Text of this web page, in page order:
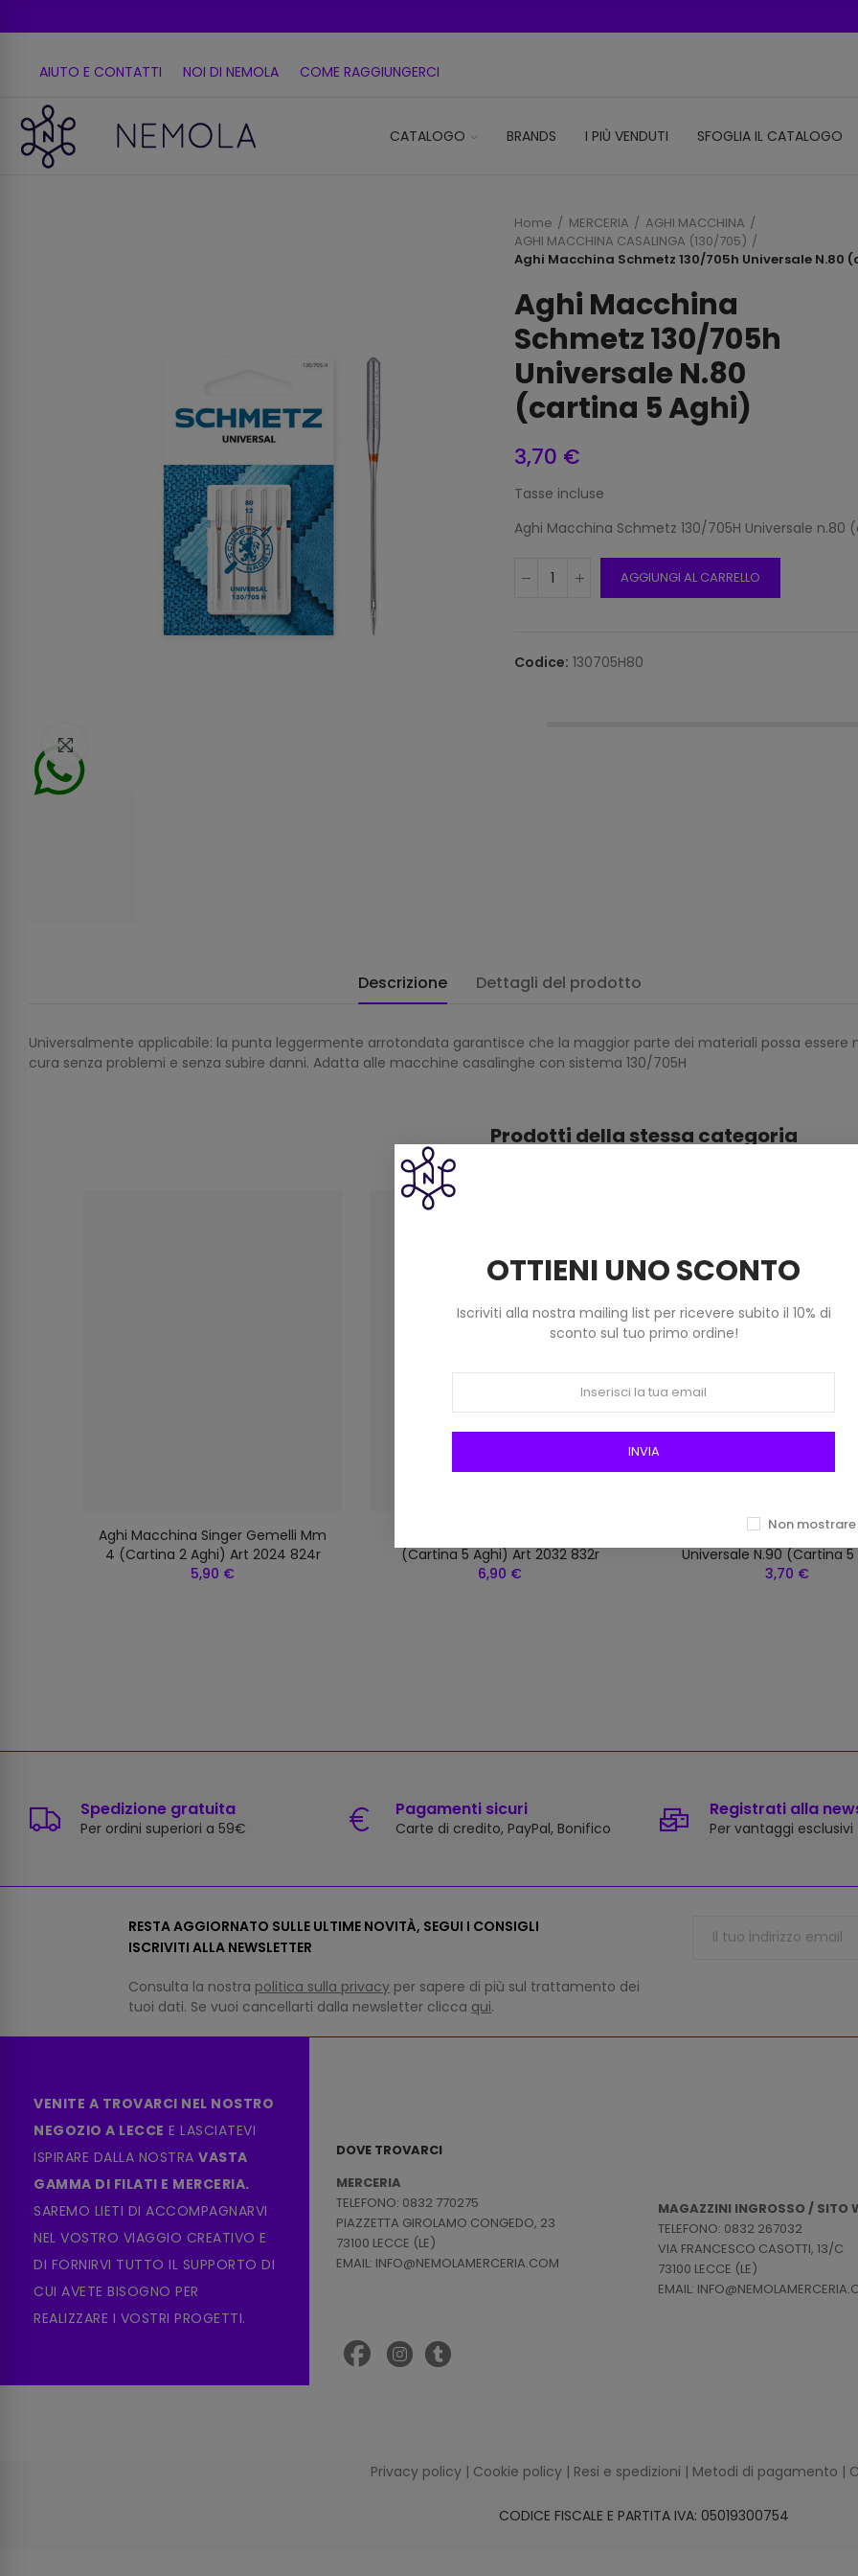
AIUTO E CONTATTI NOI DI NEMOLA COME RAGGIUNGERCI
CATALOGO BRANDS I PIÙ VENDUTI SFOGLIA IL CATALOGO
Home MERCERIA
AGHI MACCHINA
AGHI MACCHINA CASALINGA (130/705)
Aghi Macchina Schmetz 130/705h Universale N.80
Aghi Macchina
Schmetz 130/705h
Universale N.80
(cartina 5 Aghi)
3,70 €
Tasse incluse
Aghi Macchina Schmetz 130/705H Universale n.80
AGGIUNGI AL CARRELLO
Codice: 130705H80
Descrizione Dettagli del prodotto
Universalmente applicabile: la punta leggermente arrotondata garantisce che la maggior parte dei materiali possa essere
cura senza problemi e senza subire danni. Adatta alle macchine casalinghe con sistema 130/705H
Prodotti della stessa categoria
Aghi Macchina Singer Gemelli Mm
4 (cartina 2 Aghi) Art 2024 824r
5,90 €
(cartina 5 Aghi) Art 2032 832r
6,90 €
Aghi Macchina Schmetz
Universale N.90 (cartina 5
3,70 €
Spedizione gratuita
Per ordini superiori a 59€
Pagamenti sicuri
Carte di credito, PayPal, Bonifico
Registrati alla
Per vantaggi esclusivi
RESTA AGGIORNATO SULLE ULTIME NOVITÀ, SEGUI I CONSIGLI
ISCRIVITI ALLA NEWSLETTER
Consulta la nostra politica sulla privacy per sapere di più sul trattamento dei
tuoi dati. Se vuoi cancellarti dalla newsletter clicca qui.
VENITE A TROVARCI NEL NOSTRO
NEGOZIO A LECCE E LASCIATEVI
ISPIRARE DALLA NOSTRA VASTA
GAMMA DI FILATI E MERCERIA.
SAREMO LIETI DI ACCOMPAGNARVI
NEL VOSTRO VIAGGIO CREATIVO E
DI FORNIRVI TUTTO IL SUPPORTO DI
CUI AVETE BISOGNO PER
REALIZZARE I VOSTRI PROGETTI.
DOVE TROVARCI
MERCERIA
TELEFONO: 0832 770275
PIAZZETTA GIROLAMO CONGEDO, 23
73100 LECCE (LE)
EMAIL: INFO@NEMOLAMERCERIA.COM
MAGAZZINI INGROSSO / SITO
TELEFONO: 0832 267032
VIA FRANCESCO CASOTTI, 13/C
73100 LECCE (LE)
EMAIL:
Privacy policy | Cookie policy | Resi e spedizioni | Metodi di pagamento |
CODICE FISCALE E PARTITA IVA: 05019300754
OTTIENI UNO SCONTO
Iscriviti alla nostra mailing list per ricevere subito il 10% di
sconto sul tuo primo ordine!
INVIA
Non